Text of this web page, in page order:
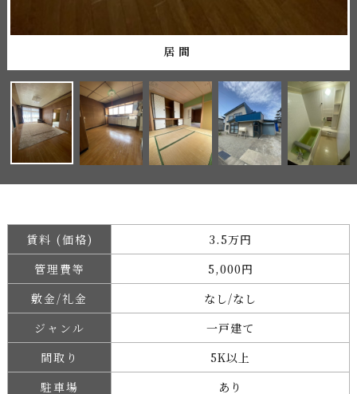
居間
賃料 (価格)
3.5万円
管理費等
5,000円
敷金/礼金
なし/なし
ジャンル
一戸建て
間取り
5K以上
駐車場
あり